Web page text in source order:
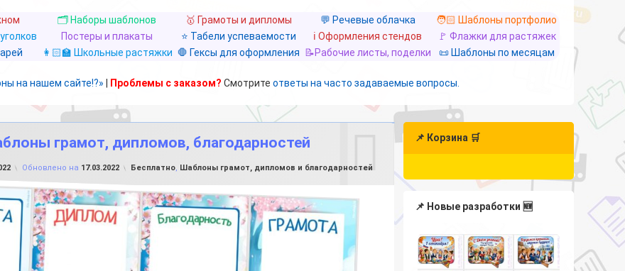
🗂️ Наборы шаблонов 🥇 Грамоты и дипломы 💬 Речевые облачка
🧑🏻 Шаблоны портфолио
Постеры и плакаты ⭐ Табели успеваемости ℹ️ Оформления стендов
🚩 Флажки для растяжек
👩🏻‍🏫 Школьные растяжки 🛑 Гексы для оформления 📝Рабочие листы, поделки 📜 Шаблоны по месяцам
на нашем сайте!?» Проблемы с заказом? Смотрите ответы на часто задаваемые вопросы.
грамот, дипломов, благодарностей
Обновлено на 17.03.2022 Рубрики:
Бесплатно, Шаблоны грамот, дипломов и благодарностей
📌 Корзина 🛒
📌 Новые разработки 🆕